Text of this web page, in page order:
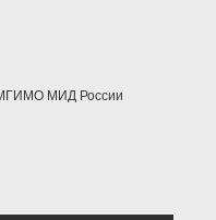
МГИМО МИД России